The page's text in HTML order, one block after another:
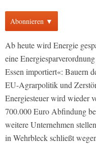
Abonnieren ▼
Ab heute wird Energie
eine
Essen importiert«: Bauern
EU-Agrarpolitik und
Energiesteuer wird wieder
700.000 Euro Abfindung
weitere Unternehmen
in Wehrbleck schließt